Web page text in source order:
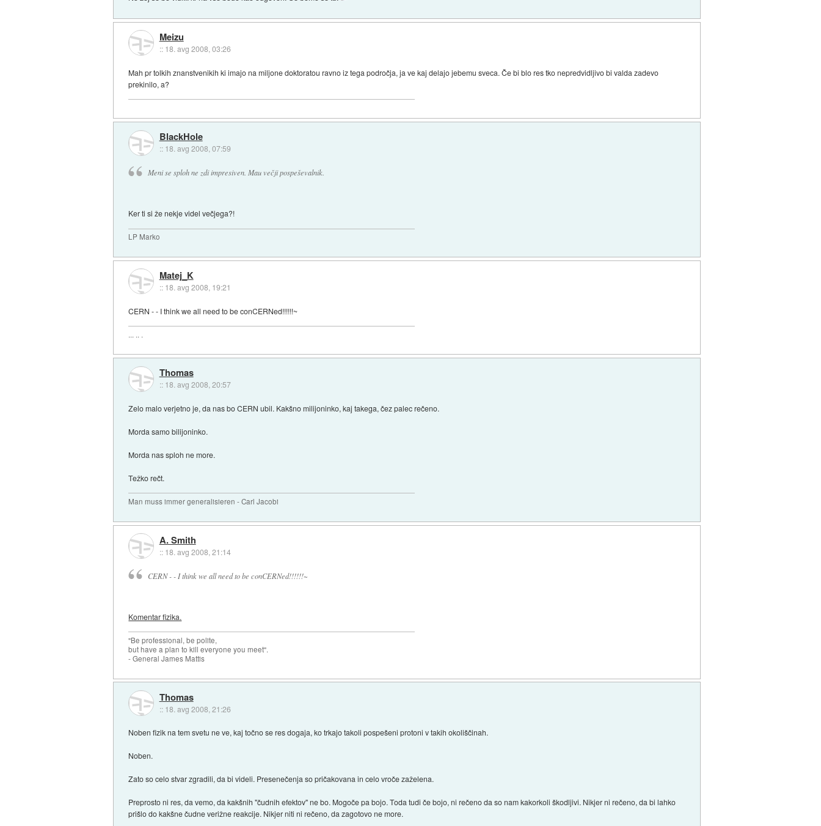
Meizu
:: 18. avg 2008, 03:26
Mah pr tolkih znanstvenikih ki imajo na miljone doktoratou ravno iz tega področja, ja ve kaj delajo jebemu sveca. Če bi blo res tko nepredvidljivo bi valda zadevo
prekinilo, a?
BlackHole
:: 18. avg 2008, 07:59
Meni se sploh ne zdi impresiven. Mau večji pospeševalnik.
Ker ti si že nekje videl večjega?!
LP Marko
Matej_K
:: 18. avg 2008, 19:21
CERN - - I think we all need to be conCERNed!!!!!!~
... .. .
Thomas
:: 18. avg 2008, 20:57
Zelo malo verjetno je, da nas bo CERN ubil. Kakšno milijoninko, kaj takega, čez palec rečeno.
Morda samo bilijoninko.
Morda nas sploh ne more.
Težko rečt.
Man muss immer generalisieren - Carl Jacobi
A. Smith
:: 18. avg 2008, 21:14
CERN - - I think we all need to be conCERNed!!!!!!~
Komentar fizika.
"Be professional, be polite,
but have a plan to kill everyone you meet".
- General James Mattis
Thomas
:: 18. avg 2008, 21:26
Noben fizik na tem svetu ne ve, kaj točno se res dogaja, ko trkajo takoli pospešeni protoni v takih okoliščinah.
Noben.
Zato so celo stvar zgradili, da bi videli. Presenečenja so pričakovana in celo vroče zaželena.
Preprosto ni res, da vemo, da kakšnih "čudnih efektov" ne bo. Mogoče pa bojo. Toda tudi če bojo, ni rečeno da so nam kakorkoli škodljivi. Nikjer ni rečeno, da bi lahko
prišlo do kakšne čudne verižne reakcije. Nikjer niti ni rečeno, da zagotovo ne more.